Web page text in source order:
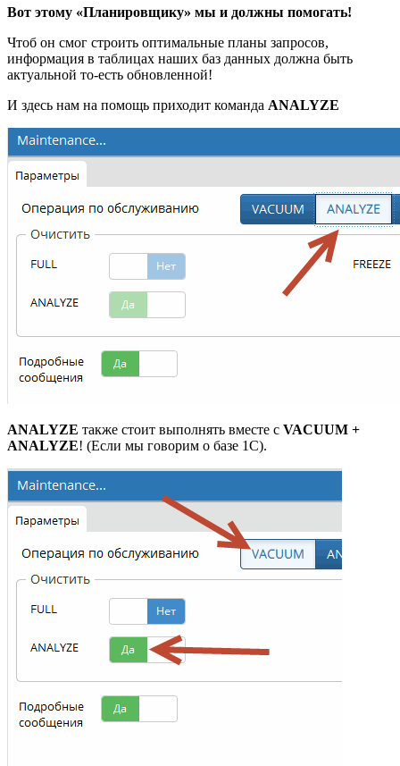
Вот этому «Планировщику» мы и должны помогать!
Чтоб он смог строить оптимальные планы запросов,
информация в таблицах наших баз данных должна быть
актуальной то-есть обновленной!
И здесь нам на помощь приходит команда ANALYZE
ANALYZE также стоит выполнять вместе с VACUUM +
ANALYZE! (Если мы говорим о базе 1С).